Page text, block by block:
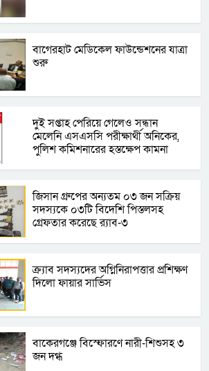
বাগেরহাট মেডিকেল ফাউন্ডেশনের যাত্রা
শুরু
দু্ই সপ্তাহ পেরিয়ে গেলেও সন্ধান
মেলেনি এসএসসি পরীক্ষার্থী অনিকের,
পুলিশ কমিশনারের হস্তক্ষেপ কামনা
জিসান গ্রুপের অন্যতম ০৩ জন সক্রিয়
সদস্যকে ০৩টি বিদেশি পিস্তলসহ
গ্রেফতার করেছে র‍্যাব-৩
ক্র্যাব সদস্যদের অগ্নিনিরাপত্তার প্রশিক্ষণ
দিলো ফায়ার সার্ভিস
বাকেরগঞ্জে বিস্ফোরণে নারী-শিশুসহ ৩
জন দগ্ধ